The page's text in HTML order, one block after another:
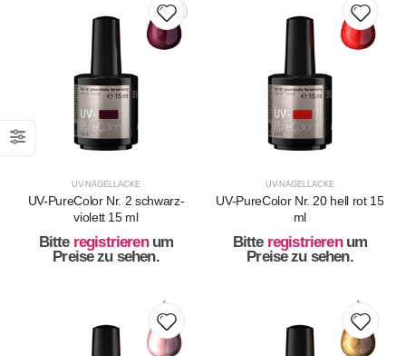
UV-NAGELLACKE
UV-PureColor Nr. 2 schwarz-
violett 15 ml
Bitte registrieren um
Preise zu sehen.
UV-NAGELLACKE
UV-PureColor Nr. 20 hell rot 15
ml
Bitte registrieren um
Preise zu sehen.